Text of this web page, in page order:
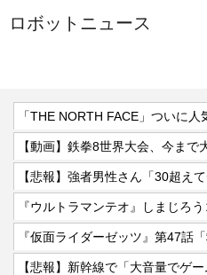
ロボットニュース
「THE NORTH FACE」ついに
『ウルトラマンテオ』しまじろ
『仮面ライダーゼッツ』第47話
【悲報】新幹線で「大音量でゲ